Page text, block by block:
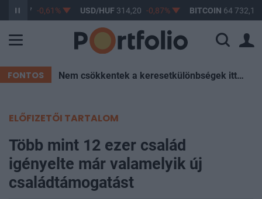
363,17 -0,61% USD/HUF 314,20 -0,87% BITCOIN 64 732,19
FONTOS Nem csökkentek a keresetkülönbségek itthon az elmúlt két évtizedben – Mutatjuk az okokat
ELŐFIZETŐI TARTALOM
Több mint 12 ezer család
igényelte már valamelyik új
családtámogatást